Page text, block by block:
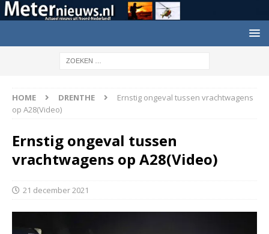
HOME DRENTHE
Ernstig ongeval tussen vrachtwagens
op A28(Video)
Ernstig ongeval tussen
vrachtwagens op A28(Video)
21 december 2021